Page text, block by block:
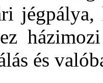
jégpálya,
és